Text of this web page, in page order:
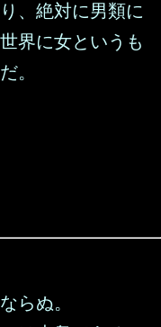
、絶対に男類に
界に女というも
。
らぬ。